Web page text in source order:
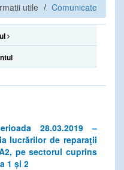
utile Comunicate
28.03.2019 –
lucrărilor de reparaţii
pe sectorul cuprins
1 și 2